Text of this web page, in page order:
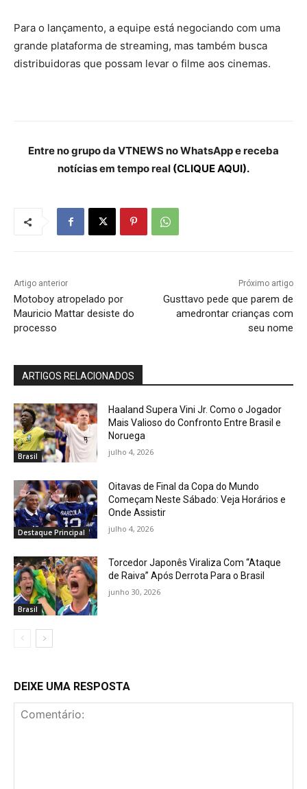
Para o lançamento, a equipe está negociando com uma
grande plataforma de streaming, mas também busca
distribuidoras que possam levar o filme aos cinemas.
Entre no grupo da VTNEWS no WhatsApp e receba
notícias em tempo real (CLIQUE AQUI).
Artigo anterior
Motoboy atropelado por
Mauricio Mattar desiste do
processo
Próximo artigo
Gusttavo pede que parem de
amedrontar crianças com
seu nome
ARTIGOS RELACIONADOS
Brasil
Haaland Supera Vini Jr. Como o Jogador
Mais Valioso do Confronto Entre Brasil e
Noruega
julho 4, 2026
Destaque Principal
Oitavas de Final da Copa do Mundo
Começam Neste Sábado: Veja Horários e
Onde Assistir
julho 4, 2026
Brasil
Torcedor Japonês Viraliza Com “Ataque
de Raiva” Após Derrota Para o Brasil
junho 30, 2026
DEIXE UMA RESPOSTA